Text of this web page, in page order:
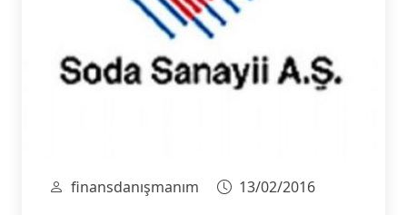
finansdanışmanım
13/02/2016